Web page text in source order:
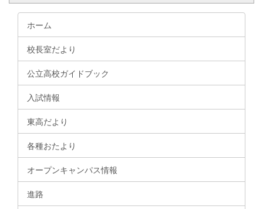
ホーム
校長室だより
公立高校ガイドブック
入試情報
東高だより
各種おたより
オープンキャンパス情報
進路